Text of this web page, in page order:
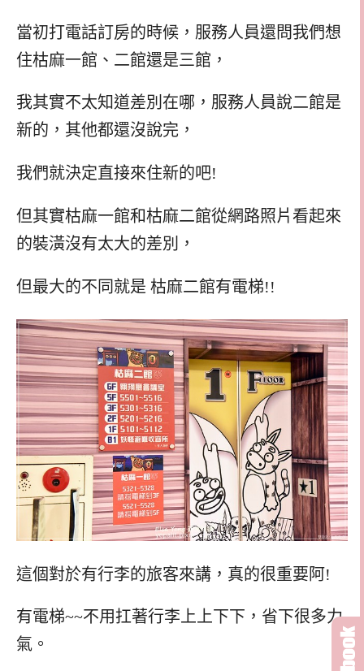
當初打電話訂房的時候，服務人員還問我們想
住枯麻一館、二館還是三館，
我其實不太知道差別在哪，服務人員說二館是
新的，其他都還沒說完，
我們就決定直接來住新的吧!
但其實枯麻一館和枯麻二館從網路照片看起來
的裝潢沒有太大的差別，
但最大的不同就是 枯麻二館有電梯!!
這個對於有行李的旅客來講，真的很重要阿!
有電梯~~不用扛著行李上上下下，省下很多力
氣。